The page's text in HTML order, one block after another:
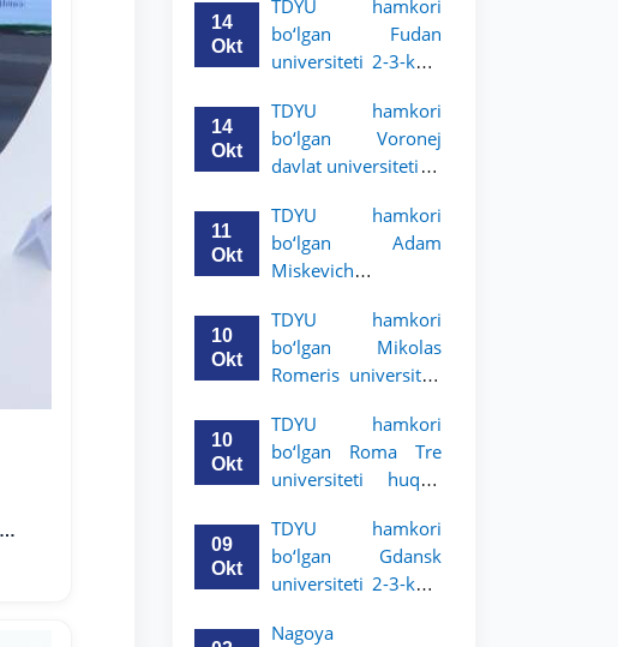
talabalari uchun
akademik mobillik
dasturini e’lon qildi
14
Okt
TDYU hamkori
bo‘lgan Fudan
universiteti 2-3-kurs
akademik mobillik
dasturini e’lon qildi
14
Okt
TDYU hamkori
bo‘lgan Voronej
davlat universiteti 2-
uchun akademik
mobillik dasturini
e’lon qildi
11
Okt
TDYU hamkori
bo‘lgan Adam
Miskevich
bosqich talabalari
uchun akademik
mobillik dasturini
10
Okt
TDYU hamkori
bo‘lgan Mikolas
Romeris universiteti
uchun akademik
mobillik dasturini
e’lon qildi
10
Okt
TDYU hamkori
bo‘lgan Roma Tre
universiteti huquq
talabalari uchun
akademik mobillik
dasturini e’lon qildi
09
Okt
TDYU hamkori
bo‘lgan Gdansk
universiteti 2-3-kurs
akademik mobillik
Nagoya